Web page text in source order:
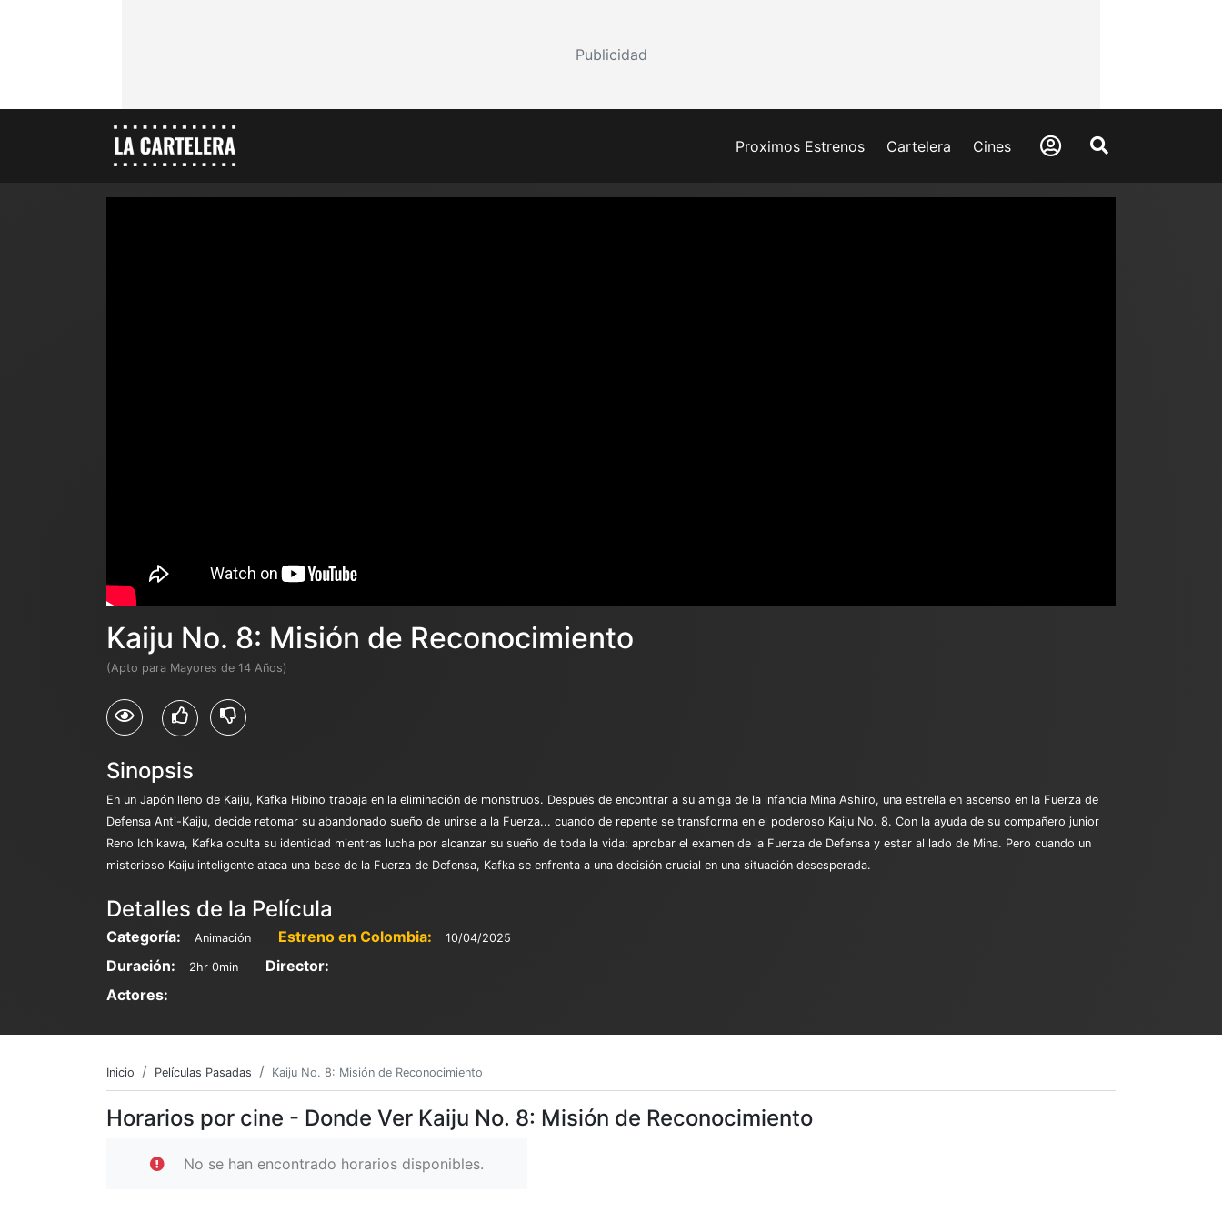
Publicidad
Proximos Estrenos Cartelera Cines
Kaiju No. 8: Misión de Reconocimiento
(Apto para Mayores de 14 Años)
Sinopsis
En un Japón lleno de Kaiju, Kafka Hibino trabaja en la eliminación de monstruos. Después de encontrar a su amiga de la infancia Mina Ashiro, una estrella en ascenso en la Fuerza de
Defensa Anti-Kaiju, decide retomar su abandonado sueño de unirse a la Fuerza... cuando de repente se transforma en el poderoso Kaiju No. 8. Con la ayuda de su compañero junior
Reno Ichikawa, Kafka oculta su identidad mientras lucha por alcanzar su sueño de toda la vida: aprobar el examen de la Fuerza de Defensa y estar al lado de Mina. Pero cuando un
misterioso Kaiju inteligente ataca una base de la Fuerza de Defensa, Kafka se enfrenta a una decisión crucial en una situación desesperada.
Detalles de la Película
Categoría: Animación Estreno en Colombia: 10/04/2025
Duración: 2hr 0min
Director:
Actores:
Inicio Películas Pasadas Kaiju No. 8: Misión de Reconocimiento
Horarios por cine - Donde Ver Kaiju No. 8: Misión de Reconocimiento
No se han encontrado horarios disponibles.